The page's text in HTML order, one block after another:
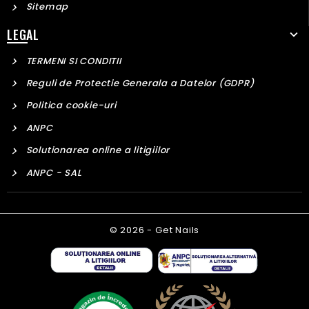
Sitemap
LEGAL
TERMENI SI CONDITII
Reguli de Protectie Generala a Datelor (GDPR)
Politica cookie-uri
ANPC
Solutionarea online a litigiilor
ANPC - SAL
© 2026 - Get Nails